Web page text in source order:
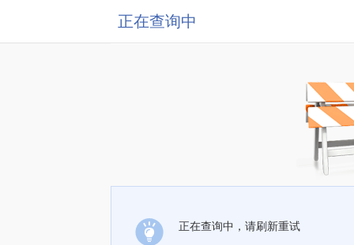
正在查询中
正在查询中，请刷新重试